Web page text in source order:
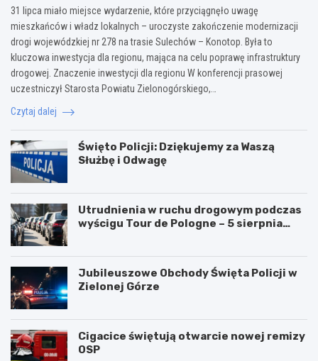
31 lipca miało miejsce wydarzenie, które przyciągnęło uwagę
mieszkańców i władz lokalnych – uroczyste zakończenie modernizacji
drogi wojewódzkiej nr 278 na trasie Sulechów – Konotop. Była to
kluczowa inwestycja dla regionu, mająca na celu poprawę infrastruktury
drogowej. Znaczenie inwestycji dla regionu W konferencji prasowej
uczestniczył Starosta Powiatu Zielonogórskiego,…
Czytaj dalej
Święto Policji: Dziękujemy za Waszą
Służbę i Odwagę
Utrudnienia w ruchu drogowym podczas
wyścigu Tour de Pologne – 5 sierpnia
Jubileuszowe Obchody Święta Policji w
Zielonej Górze
Cigacice świętują otwarcie nowej remizy
OSP